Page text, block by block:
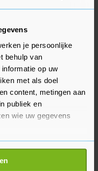
je persoonlijke
behulp van
op uw
met als doel
content, metingen aan
publiek en
wie uw gegevens
uw geografische